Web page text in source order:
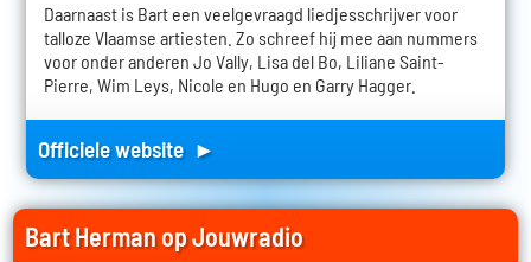
Daarnaast is Bart een veelgevraagd liedjesschrijver voor
talloze Vlaamse artiesten. Zo schreef hij mee aan nummers
voor onder anderen Jo Vally, Lisa del Bo, Liliane Saint-
Pierre, Wim Leys, Nicole en Hugo en Garry Hagger.
Officiele website ►
Bart Herman op Jouwradio